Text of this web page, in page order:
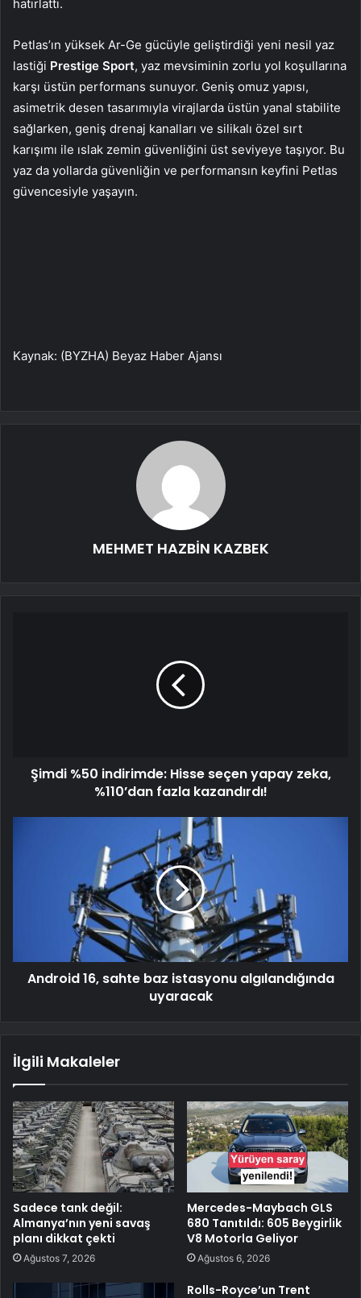
hatırlattı.
Petlas’ın yüksek Ar-Ge gücüyle geliştirdiği yeni nesil yaz
lastiği Prestige Sport, yaz mevsiminin zorlu yol koşullarına
karşı üstün performans sunuyor. Geniş omuz yapısı,
asimetrik desen tasarımıyla virajlarda üstün yanal stabilite
sağlarken, geniş drenaj kanalları ve silikalı özel sırt
karışımı ile ıslak zemin güvenliğini üst seviyeye taşıyor. Bu
yaz da yollarda güvenliğin ve performansın keyfini Petlas
güvencesiyle yaşayın.
Kaynak: (BYZHA) Beyaz Haber Ajansı
MEHMET HAZBİN KAZBEK
Şimdi %50 indirimde: Hisse seçen yapay zeka,
%110’dan fazla kazandırdı!
Android 16, sahte baz istasyonu algılandığında
uyaracak
İlgili Makaleler
Sadece tank değil:
Almanya’nın yeni savaş
planı dikkat çekti
Ağustos 7, 2026
Mercedes-Maybach GLS
680 Tanıtıldı: 605 Beygirlik
V8 Motorla Geliyor
Ağustos 6, 2026
Rolls-Royce’un Trent